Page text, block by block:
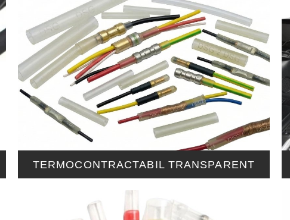
TERMOCONTRACTABIL TRANSPARENT